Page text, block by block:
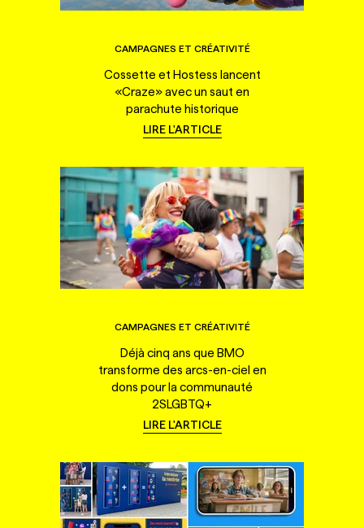
CAMPAGNES ET CRÉATIVITÉ
Cossette et Hostess lancent
«Craze» avec un saut en
parachute historique
LIRE L'ARTICLE
CAMPAGNES ET CRÉATIVITÉ
Déjà cinq ans que BMO
transforme des arcs-en-ciel en
dons pour la communauté
2SLGBTQ+
LIRE L'ARTICLE